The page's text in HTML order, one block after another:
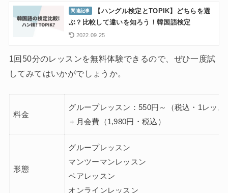
【ハングル検定とTOPIK】どちらを選
ぶ？比較して違いを知ろう！韓国語検定
2022.09.25
1回50分のレッスンを無料体験できるので、ぜひ一度試
してみてはいかがでしょうか。
料金
グループレッスン：550円～（税込・1レッス
＋月会費（1,980円・税込）
形態
グループレッスン
マンツーマンレッスン
ペアレッスン
オンラインレッスン